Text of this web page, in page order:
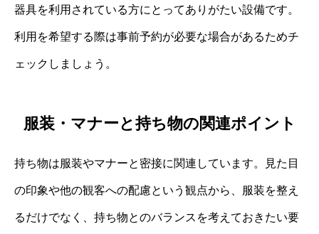
器具を利用されている方にとってありがたい設備です。
利用を希望する際は事前予約が必要な場合があるためチ
ェックしましょう。
服装・マナーと持ち物の関連ポイント
持ち物は服装やマナーと密接に関連しています。見た目
の印象や他の観客への配慮という観点から、服装を整え
るだけでなく、持ち物とのバランスを考えておきたい要